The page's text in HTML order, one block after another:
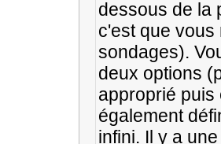
dessous de la
c'est que
sondages).
deux options
approprié
également
infini. Il y a